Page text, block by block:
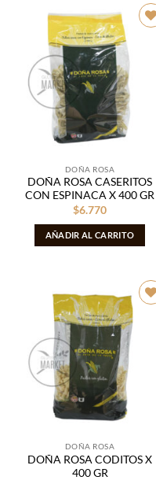
DOÑA ROSA
DOÑA ROSA CASERITOS
CON ESPINACA X 400 GR
$6.770
AÑADIR AL CARRITO
Añadir
DOÑA ROSA
DOÑA ROSA CODITOS X
400 GR